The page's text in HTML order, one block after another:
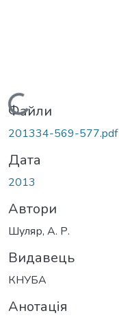
Вантажиться...
Файли
201334-569-577.pdf
Дата
2013
Автори
Шуляр, А. Р.
Видавець
КНУБА
Анотація